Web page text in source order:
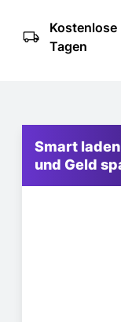
Tagen
Smart
und Geld